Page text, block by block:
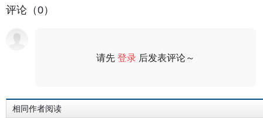
评论（0）
请先登录 后发表评论～
相同作者阅读